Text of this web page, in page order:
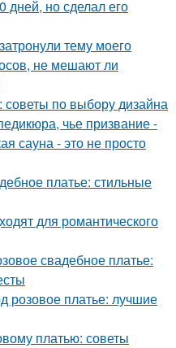
дней, но сделал его
тему моего
не мешают ли
советы по выбору дизайна
чье призвание -
сауна - это не просто
платье: стильные
для романтического
свадебное платье:
розовое платье: лучшие
платью: советы